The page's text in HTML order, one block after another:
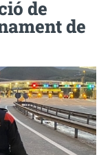
de
de